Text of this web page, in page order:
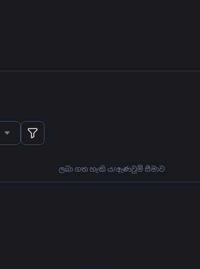
ලබා ගත හැකි ය/ඇණවුම් සීමාව